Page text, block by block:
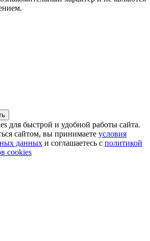
для быстрой и удобной работы сайта.
сайтом, вы принимаете условия
данных и соглашаетесь с политикой
cookies